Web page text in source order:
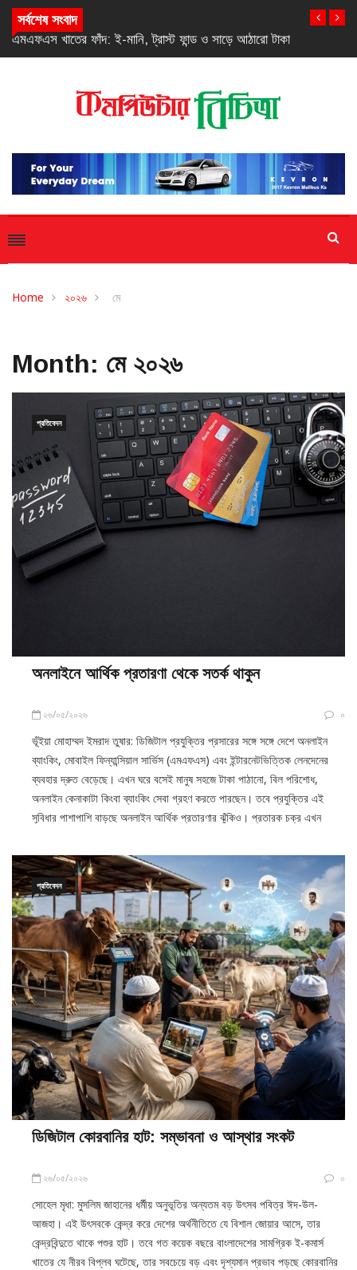
সর্বশেষ সংবাদ
এমএফএস খাতের ফাঁদ: ই-মানি, ট্রাস্ট ফান্ড ও সাড়ে আঠারো টাকা
Home ২০২৬ মে
Month: মে ২০২৬
প্রতিবেদন
অনলাইনে আর্থিক প্রতারণা থেকে সতর্ক থাকুন
২৬/০৫/২০২৬ ০
ভূঁইয়া মোহাম্মদ ইমরাদ তুষার: ডিজিটাল প্রযুক্তির প্রসারের সঙ্গে সঙ্গে দেশে অনলাইন
ব্যাংকিং, মোবাইল ফিন্যান্সিয়াল সার্ভিস (এমএফএস) এবং ইন্টারনেটভিত্তিক লেনদেনের
ব্যবহার দ্রুত বেড়েছে। এখন ঘরে বসেই মানুষ সহজে টাকা পাঠানো, বিল পরিশোধ,
অনলাইন কেনাকাটা কিংবা ব্যাংকিং সেবা গ্রহণ করতে পারছেন। তবে প্রযুক্তির এই
সুবিধার পাশাপাশি বাড়ছে অনলাইন আর্থিক প্রতারণার ঝুঁকিও। প্রতারক চক্র এখন
প্রতিবেদন
ডিজিটাল কোরবানির হাট: সম্ভাবনা ও আস্থার সংকট
২৬/০৫/২০২৬ ০
সোহেল মৃধা: মুসলিম জাহানের ধর্মীয় অনুভূতির অন্যতম বড় উৎসব পবিত্র ঈদ-উল-
আজহা। এই উৎসবকে কেন্দ্র করে দেশের অর্থনীতিতে যে বিশাল জোয়ার আসে, তার
কেন্দ্রবিন্দুতে থাকে পশুর হাট। তবে গত কয়েক বছরে বাংলাদেশের সামগ্রিক ই-কমার্স
খাতের যে নীরব বিপ্লব ঘটেছে, তার সবচেয়ে বড় এবং দৃশ্যমান প্রভাব পড়ছে কোরবানির